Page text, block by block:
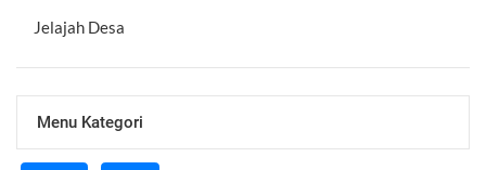
Jelajah Desa
Menu Kategori